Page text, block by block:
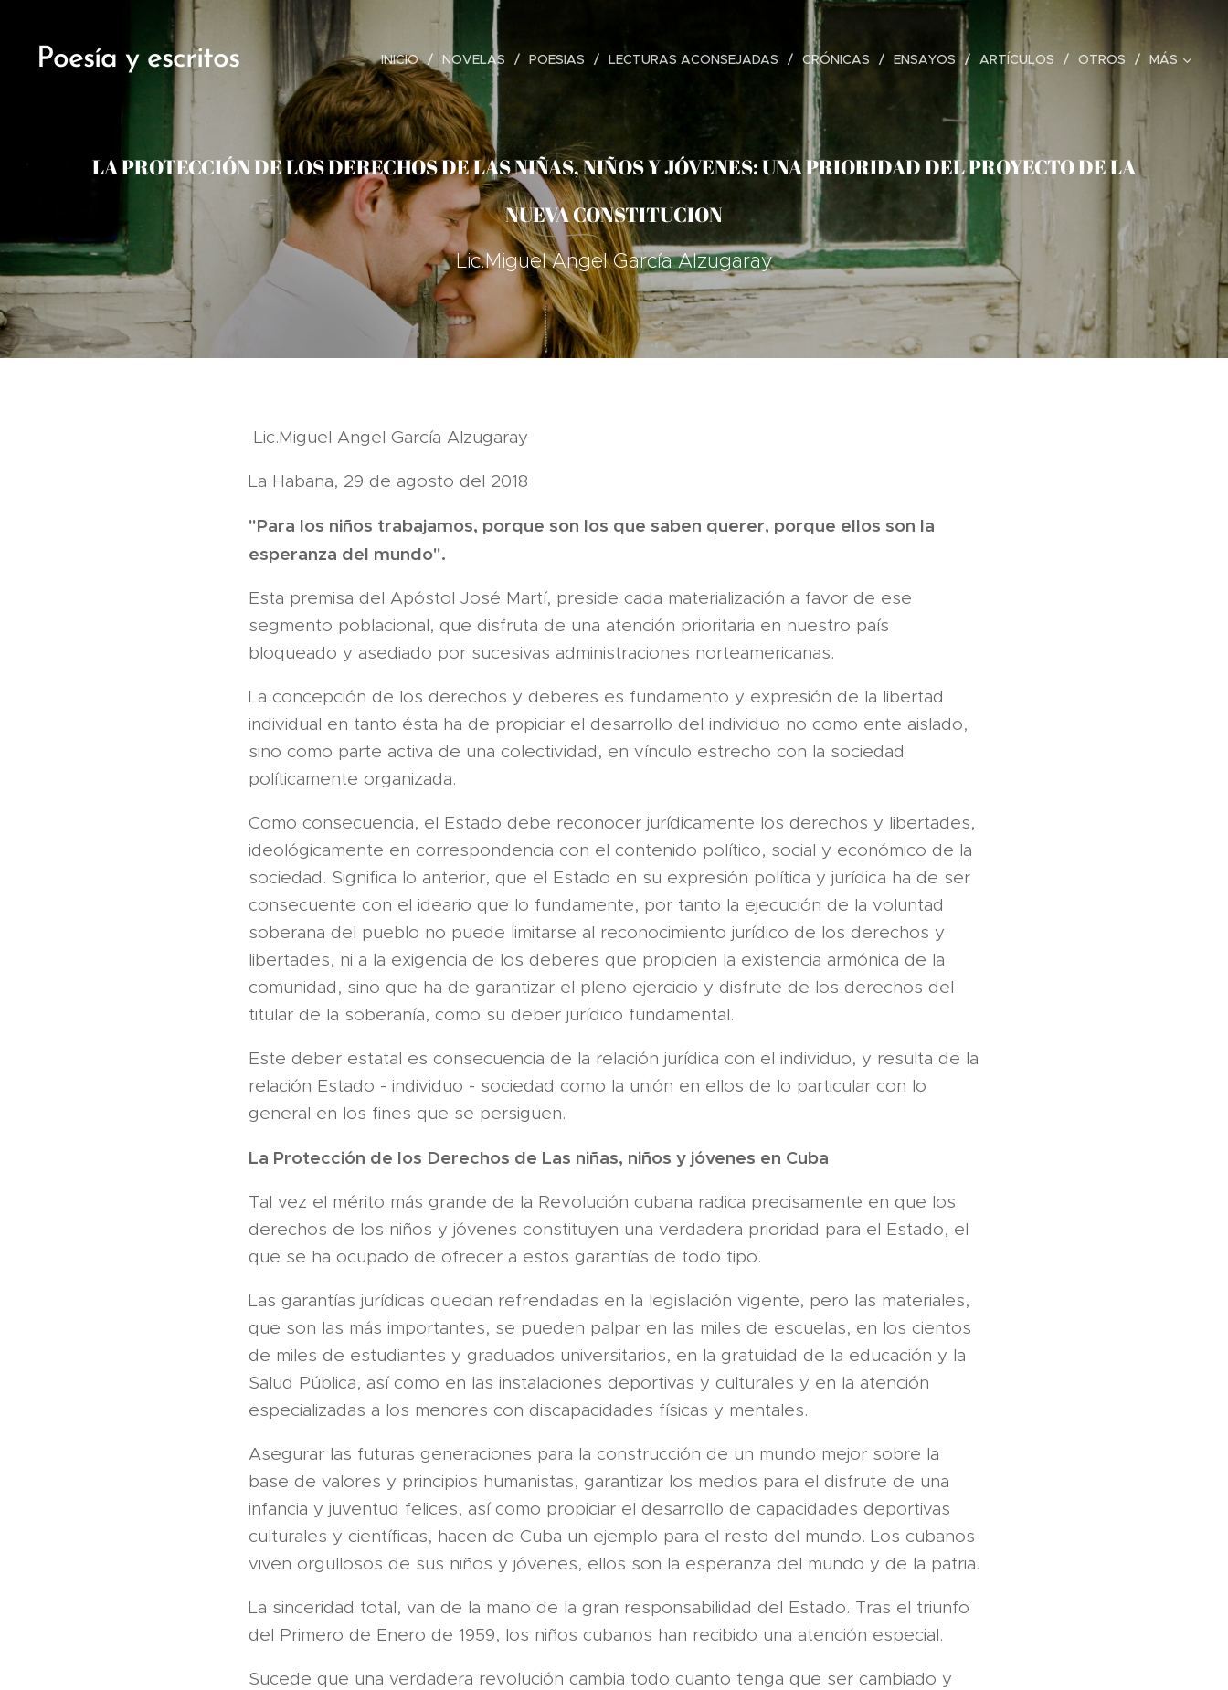
Poesía y escritos INICIO NOVELAS POESIAS LECTURAS ACONSEJADAS CRÓNICAS ENSAYOS ARTÍCULOS OTROS MÁS
LA PROTECCIÓN DE LOS DERECHOS DE LAS NIÑAS, NIÑOS Y JÓVENES: UNA PRIORIDAD DEL PROYECTO DE LA
NUEVA CONSTITUCION
Lic.Miguel Angel García Alzugaray
Lic.Miguel Angel García Alzugaray
La Habana, 29 de agosto del 2018
"Para los niños trabajamos, porque son los que saben querer, porque ellos son la
esperanza del mundo".
Esta premisa del Apóstol José Martí, preside cada materialización a favor de ese
segmento poblacional, que disfruta de una atención prioritaria en nuestro país
bloqueado y asediado por sucesivas administraciones norteamericanas.
La concepción de los derechos y deberes es fundamento y expresión de la libertad
individual en tanto ésta ha de propiciar el desarrollo del individuo no como ente aislado,
sino como parte activa de una colectividad, en vínculo estrecho con la sociedad
políticamente organizada.
Como consecuencia, el Estado debe reconocer jurídicamente los derechos y libertades,
ideológicamente en correspondencia con el contenido político, social y económico de la
sociedad. Significa lo anterior, que el Estado en su expresión política y jurídica ha de ser
consecuente con el ideario que lo fundamente, por tanto la ejecución de la voluntad
soberana del pueblo no puede limitarse al reconocimiento jurídico de los derechos y
libertades, ni a la exigencia de los deberes que propicien la existencia armónica de la
comunidad, sino que ha de garantizar el pleno ejercicio y disfrute de los derechos del
titular de la soberanía, como su deber jurídico fundamental.
Este deber estatal es consecuencia de la relación jurídica con el individuo, y resulta de la
relación Estado - individuo - sociedad como la unión en ellos de lo particular con lo
general en los fines que se persiguen.
La Protección de los Derechos de Las niñas, niños y jóvenes en Cuba
Tal vez el mérito más grande de la Revolución cubana radica precisamente en que los
derechos de los niños y jóvenes constituyen una verdadera prioridad para el Estado, el
que se ha ocupado de ofrecer a estos garantías de todo tipo.
Las garantías jurídicas quedan refrendadas en la legislación vigente, pero las materiales,
que son las más importantes, se pueden palpar en las miles de escuelas, en los cientos
de miles de estudiantes y graduados universitarios, en la gratuidad de la educación y la
Salud Pública, así como en las instalaciones deportivas y culturales y en la atención
especializadas a los menores con discapacidades físicas y mentales.
Asegurar las futuras generaciones para la construcción de un mundo mejor sobre la
base de valores y principios humanistas, garantizar los medios para el disfrute de una
infancia y juventud felices, así como propiciar el desarrollo de capacidades deportivas
culturales y científicas, hacen de Cuba un ejemplo para el resto del mundo. Los cubanos
viven orgullosos de sus niños y jóvenes, ellos son la esperanza del mundo y de la patria.
La sinceridad total, van de la mano de la gran responsabilidad del Estado. Tras el triunfo
del Primero de Enero de 1959, los niños cubanos han recibido una atención especial.
Sucede que una verdadera revolución cambia todo cuanto tenga que ser cambiado y